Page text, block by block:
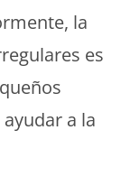
la
es
a la